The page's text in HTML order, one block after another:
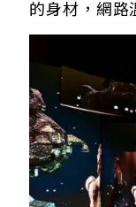
的身材，網路